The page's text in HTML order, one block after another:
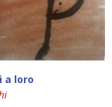
a loro